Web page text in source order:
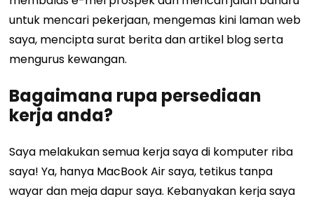
untuk mencari pekerjaan, mengemas kini laman web
saya, mencipta surat berita dan artikel blog serta
mengurus kewangan.
Bagaimana rupa persediaan
kerja anda?
Saya melakukan semua kerja saya di komputer riba
saya! Ya, hanya MacBook Air saya, tetikus tanpa
wayar dan meja dapur saya. Kebanyakan kerja saya